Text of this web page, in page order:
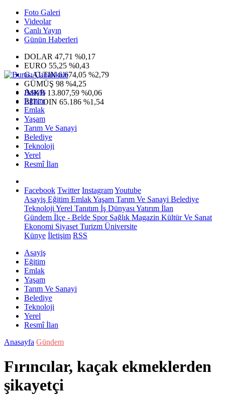
Foto Galeri
Videolar
Canlı Yayın
Günün Haberleri
DOLAR 47,71 %0,17
EURO 55,25 %0,43
G.ALTIN6.674,05 %2,79
GÜMÜŞ 98 %4,25
IMKB 13.807,59 %0,06
BITCOIN 65.186 %1,54
Asayiş
Eğitim
Emlak
Yaşam
Tarım Ve Sanayi
Belediye
Teknoloji
Yerel
Resmî İlan
Facebook Twitter InstagramYoutube
Asayiş Eğitim EmlakYaşam Tarım Ve Sanayi Belediye
Teknoloji Yerel Tanıtım İş Dünyası Yatırım İlan
Gündem İlçe - Belde SporSağlık Magazin Kültür Ve Sanat
Ekonomi Siyaset Turizm Üniversite
Künye İletişim RSS
Asayiş
Eğitim
Emlak
Yaşam
Tarım Ve Sanayi
Belediye
Teknoloji
Yerel
Resmî İlan
Anasayfa Gündem
Fırıncılar, kaçak ekmeklerden
şikayetçi